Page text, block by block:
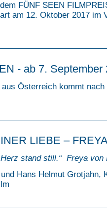
FÜNF SEEN
am 12. Oktober 2017 im
- ab 7. September
Österreich kommt nach
LIEBE –
stand still.“ Freya von
Hans Helmut Grotjahn,